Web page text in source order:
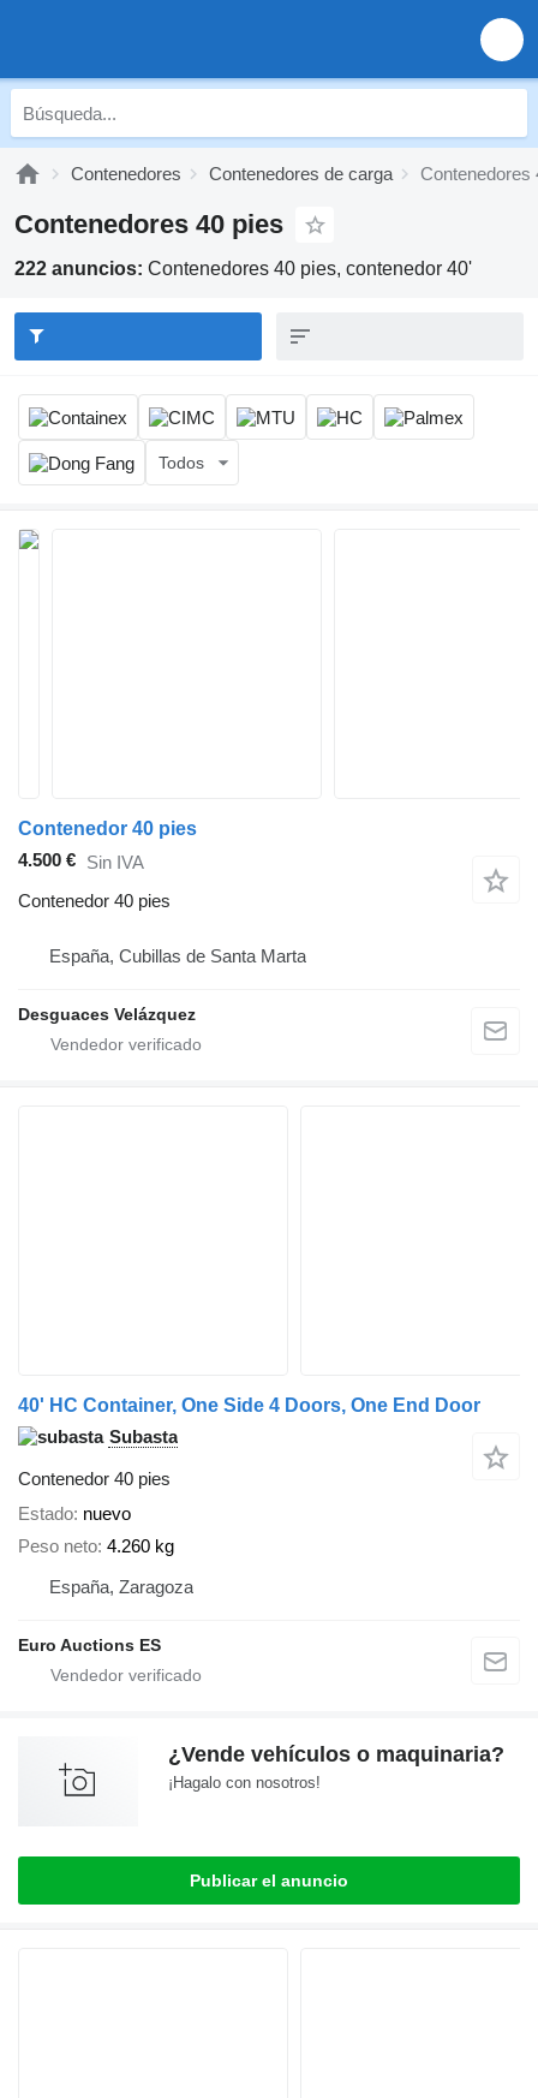
Contenedores Contenedores de carga Contenedores
Contenedores 40 pies
222 anuncios: Contenedores 40 pies, contenedor 40'
Todos
Contenedor 40 pies
4.500 € Sin IVA
Contenedor 40 pies
España, Cubillas de Santa Marta
Desguaces Velázquez
40' HC Container, One Side 4 Doors, One End Door
Subasta
Contenedor 40 pies
Estado nuevo
Peso neto 4.260 kg
España, Zaragoza
Euro Auctions ES
¿Vende vehículos o maquinaria?
¡Hagalo con nosotros!
Publicar el anuncio